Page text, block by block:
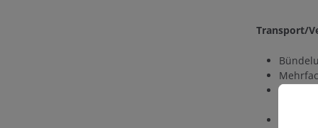
Transport/